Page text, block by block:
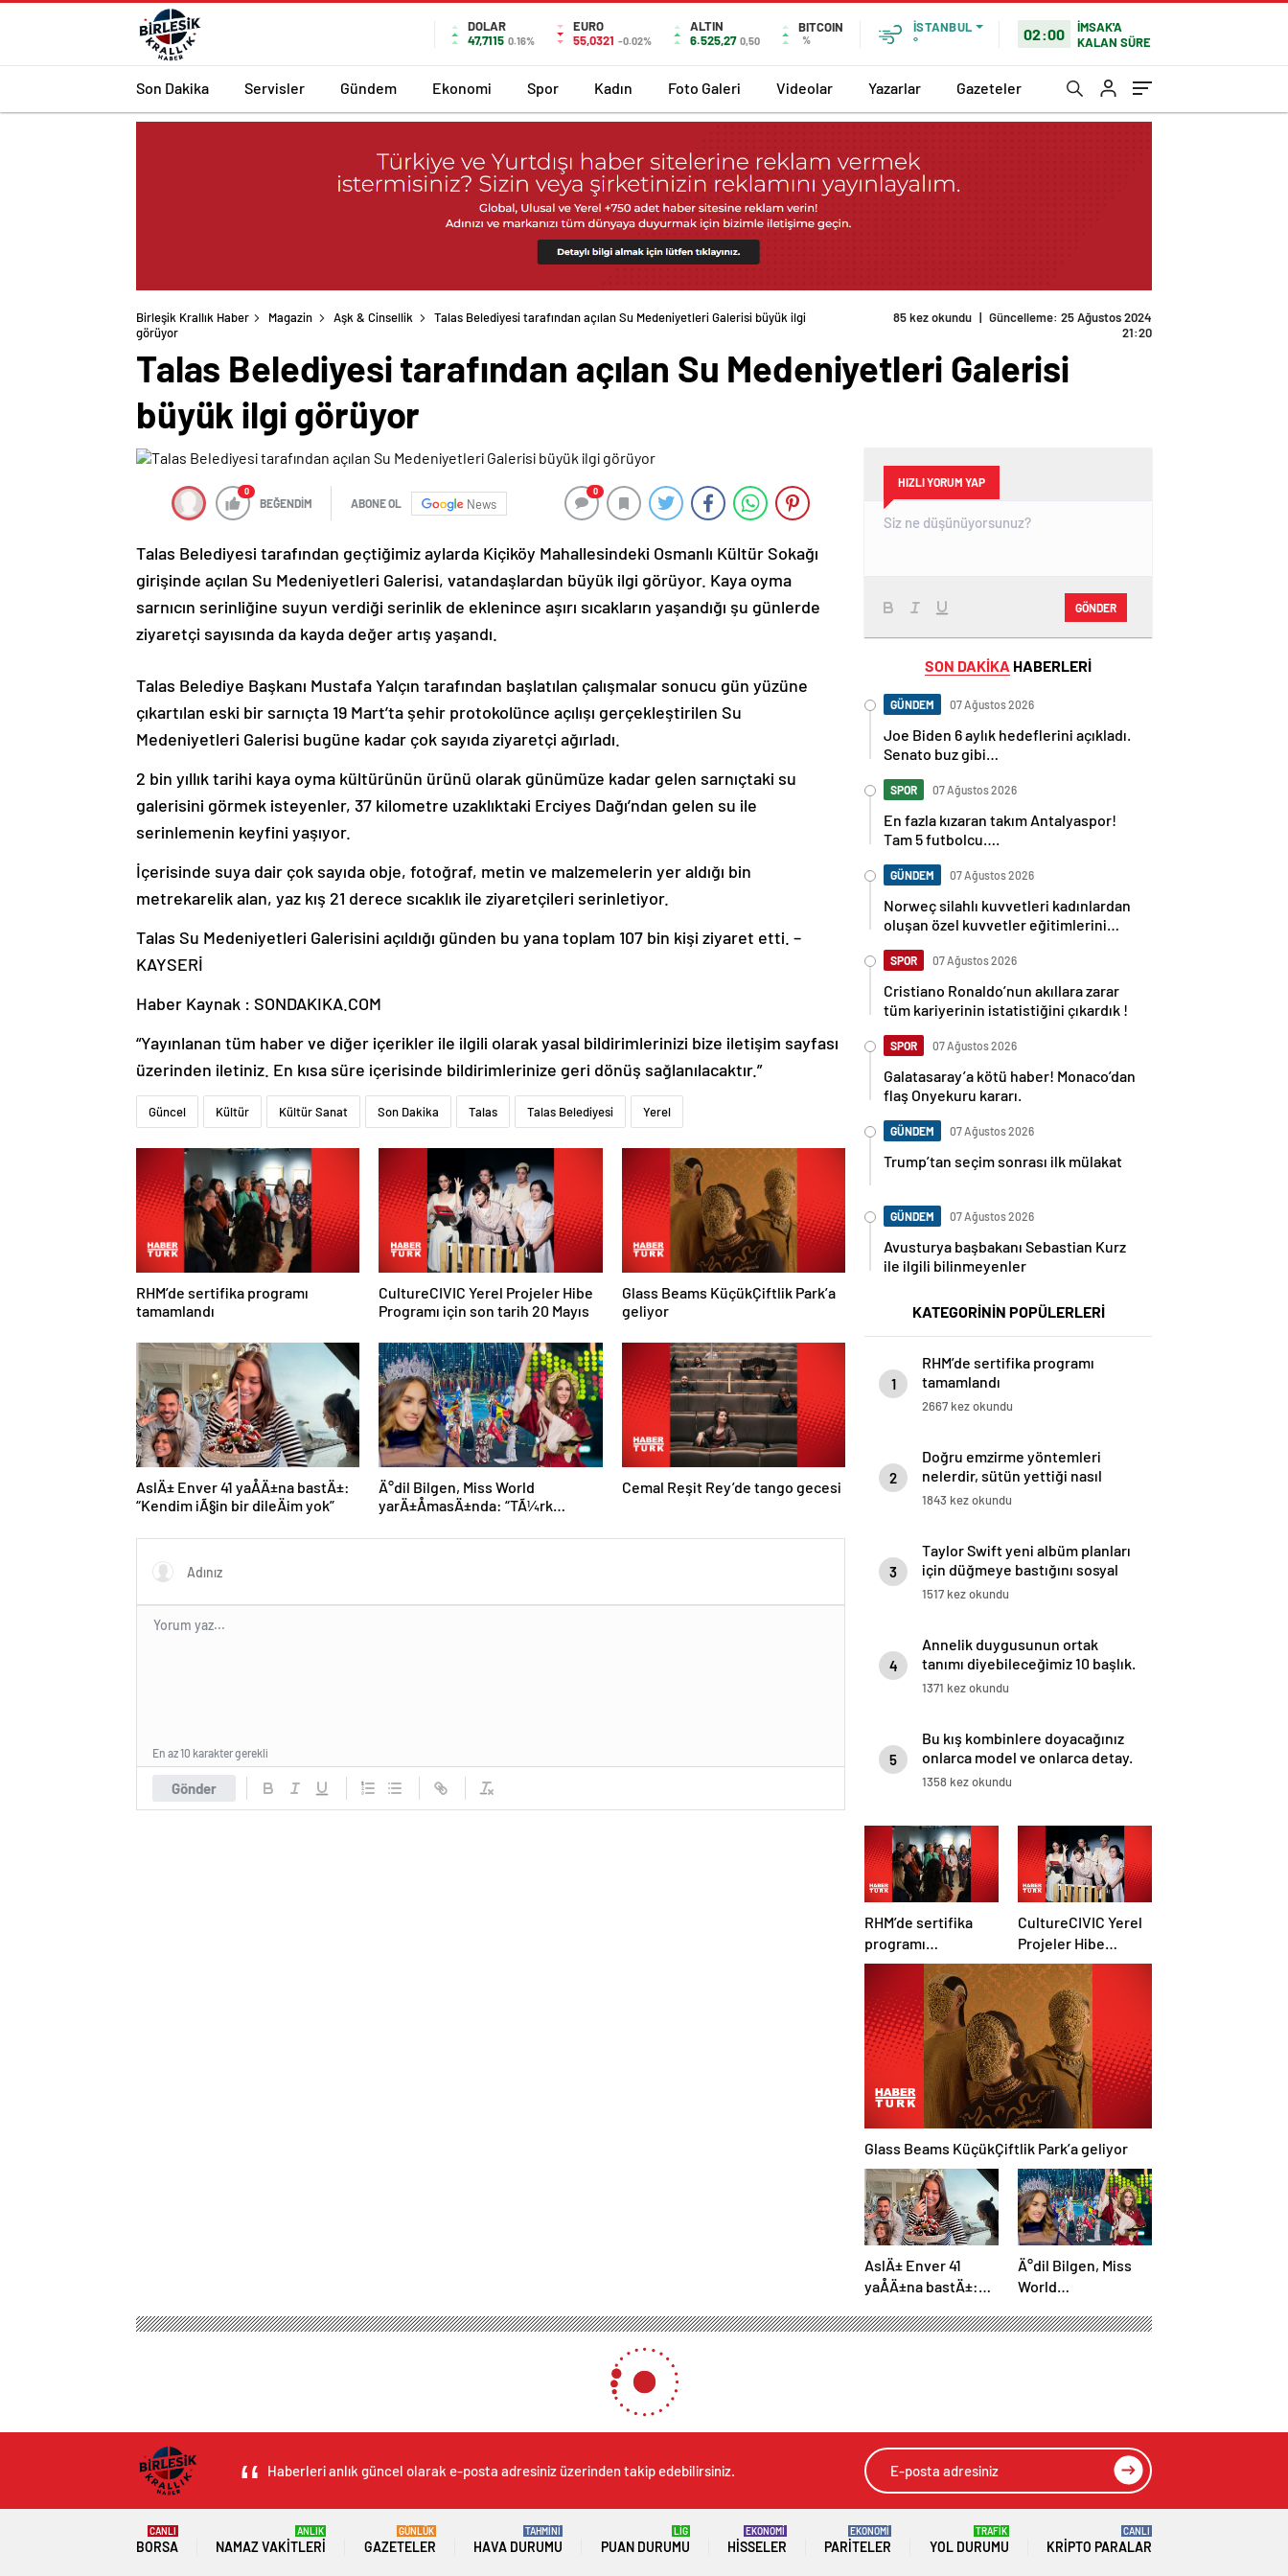
DOLAR
47,7115 0.16%
EURO
55,0321 -0.02%
ALTIN
6.525,27 0,50
BITCOIN
%
İSTANBUL
°
02:00
İMSAK'A
KALAN SÜRE
Son Dakika Servisler Gündem Ekonomi Spor Kadın Foto Galeri Videolar Yazarlar Gazeteler
Birleşik Krallık Haber Magazin Aşk & Cinsellik Talas Belediyesi tarafından açılan Su Medeniyetleri Galerisi büyük ilgi görüyor
Talas Belediyesi tarafından açılan Su Medeniyetleri Galerisi
büyük ilgi görüyor
News
girişinde açılan Su Medeniyetleri Galerisi, vatandaşlardan büyük ilgi görüyor. Kaya oyma
sarnıcın serinliğine suyun verdiği serinlik de eklenince aşırı sıcakların yaşandığı şu günlerde
ziyaretçi sayısında da kayda değer artış yaşandı.
çıkartılan eski bir sarnıçta 19 Mart’ta şehir protokolünce açılışı gerçekleştirilen Su
Medeniyetleri Galerisi bugüne kadar çok sayıda ziyaretçi ağırladı.
galerisini görmek isteyenler, 37 kilometre uzaklıktaki Erciyes Dağı’ndan gelen su ile
serinlemenin keyfini yaşıyor.
metrekarelik alan, yaz kış 21 derece sıcaklık ile ziyaretçileri serinletiyor.
KAYSERİ
üzerinden iletiniz. En kısa süre içerisinde bildirimlerinize geri dönüş sağlanılacaktır.”
Güncel Kültür Kültür Sanat Son Dakika Talas Talas Belediyesi Yerel
RHM’de sertifika programı
tamamlandı
CultureCIVIC Yerel Projeler Hibe
Programı için son tarih 20 Mayıs
Glass Beams KüçükÇiftlik Park’a
geliyor
AslÄ± Enver 41 yaÅÄ±na bastÄ±:
“Kendim iÃ§in bir dileÄim yok”
Ä°dil Bilgen, Miss World
yarÄ±ÅmasÄ±nda: “TÃ¼rk
bayraÄÄ±nÄ± dalgalandÄ±rmak
Cemal Reşit Rey’de tango gecesi
HIZLI YORUM YAP
GÖNDER
Joe Biden 6 aylık hedeflerini açıkladı.
Senato buz gibi…
En fazla kızaran takım Antalyaspor!
Tam 5 futbolcu….
Norweç silahlı kuvvetleri kadınlardan
oluşan özel kuvvetler eğitimlerini
başlattı.
Cristiano Ronaldo’nun akıllara zarar
tüm kariyerinin istatistiğini çıkardık !
Galatasaray’a kötü haber! Monaco’dan
flaş Onyekuru kararı.
Trump’tan seçim sonrası ilk mülakat
Avusturya başbakanı Sebastian Kurz
ile ilgili bilinmeyenler
1
tamamlandı
2667 kez okundu
2
nelerdir, sütün yettiği nasıl
anlaşılır?
1843 kez okundu
3
için düğmeye bastığını sosyal
medyadan duyurdu!
1517 kez okundu
4
tanımı diyebileceğimiz 10 başlık.
1371 kez okundu
5
onlarca model ve onlarca detay.
1358 kez okundu
RHM’de sertifika
programı
tamamlandı
CultureCIVIC Yerel
Projeler Hibe
Programı için son
tarih 20 Mayıs
Glass Beams KüçükÇiftlik Park’a geliyor
AslÄ± Enver 41
yaÅÄ±na bastÄ±:
“Kendim iÃ§in bir
dileÄim yok”
Ä°dil Bilgen, Miss
World
yarÄ±ÅmasÄ±nda:
“TÃ¼rk
bayraÄÄ±nÄ±
Erzincan Tanıtım Günleri Başladı